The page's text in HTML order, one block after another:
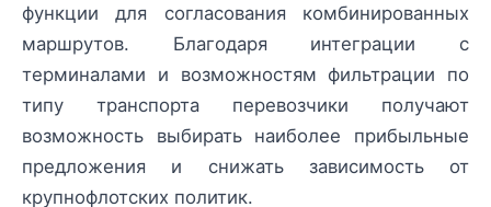
функции для согласования комбинированных
маршрутов. Благодаря интеграции с
терминалами и возможностям фильтрации по
типу транспорта перевозчики получают
возможность выбирать наиболее прибыльные
предложения и снижать зависимость от
крупнофлотских политик.